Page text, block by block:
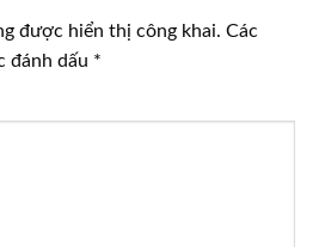
được hiển thị công khai. Các
đánh dấu *